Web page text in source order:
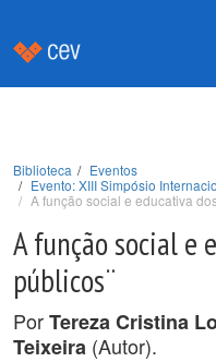
Biblioteca
Eventos
Evento: XIII Simpósio
A função social e educativa
A função social e
públicos¨
PorTereza Cristina
Teixeira (Autor).